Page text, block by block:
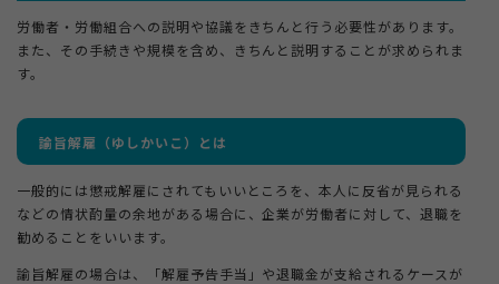
労働者・労働組合への説明や協議をきちんと行う必要性があります。
また、その手続きや規模を含め、きちんと説明することが求められま
す。
諭旨解雇（ゆしかいこ）とは
一般的には懲戒解雇にされてもいいところを、本人に反省が見られる
などの情状酌量の余地がある場合に、企業が労働者に対して、退職を
勧めることをいいます。
諭旨解雇の場合は、「解雇予告手当」や退職金が支給されるケースが